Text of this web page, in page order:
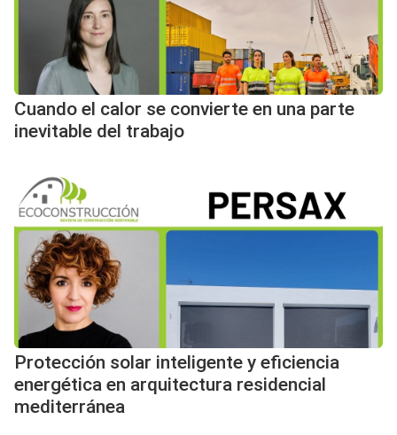
Cuando el calor se convierte en una parte
inevitable del trabajo
Protección solar inteligente y eficiencia
energética en arquitectura residencial
mediterránea